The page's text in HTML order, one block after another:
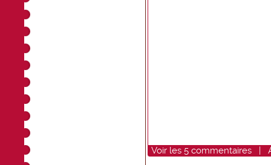
Voir les 5 commentaires |